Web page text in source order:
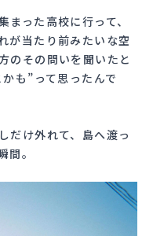
まった高校に行って、
が当たり前みたいな空
のその問いを聞いたと
も”って思ったんで
だけ外れて、島へ渡っ
。